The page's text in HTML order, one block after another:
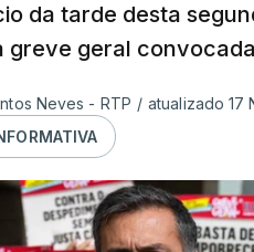
da tarde desta
geral
Neves - RTP / atualizado 17